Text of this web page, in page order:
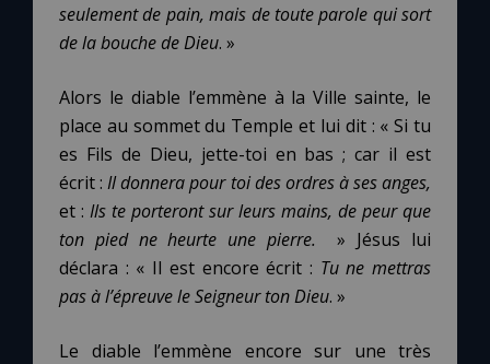
seulement de pain, mais de toute parole qui sort
de la bouche de Dieu. »
Alors le diable l’emmène à la Ville sainte, le
place au sommet du Temple et lui dit : « Si tu
es Fils de Dieu, jette-toi en bas ; car il est
écrit :Il donnera pour toi des ordres à ses anges,
et : Ils te porteront sur leurs mains, de peur que
ton pied ne heurte une pierre.
» Jésus lui
déclara : « Il est encore écrit : Tu ne mettras
pas à l’épreuve le Seigneur ton Dieu. »
Le diable l’emmène encore sur une très